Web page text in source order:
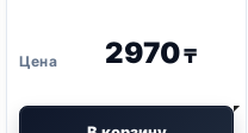
2970₸